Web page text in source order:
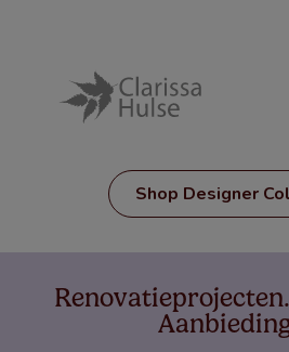
Shop Designer